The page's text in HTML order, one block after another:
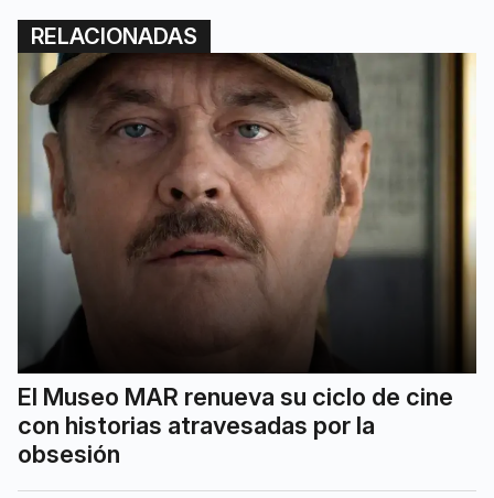
RELACIONADAS
El Museo MAR renueva su ciclo de cine
con historias atravesadas por la
obsesión